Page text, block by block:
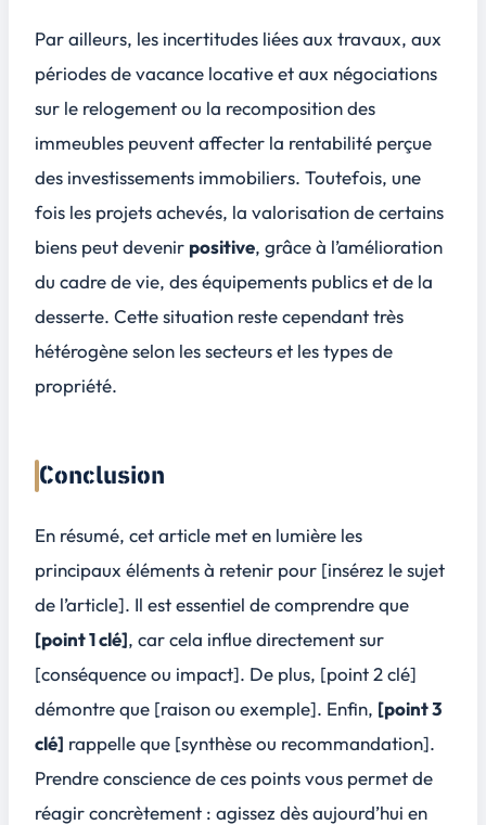
Par ailleurs, les incertitudes liées aux travaux, aux
périodes de vacance locative et aux négociations
sur le relogement ou la recomposition des
immeubles peuvent affecter la rentabilité perçue
des investissements immobiliers. Toutefois, une
fois les projets achevés, la valorisation de certains
biens peut devenir positive, grâce à l’amélioration
du cadre de vie, des équipements publics et de la
desserte. Cette situation reste cependant très
hétérogène selon les secteurs et les types de
propriété.
Conclusion
En résumé, cet article met en lumière les
principaux éléments à retenir pour [insérez le sujet
de l’article]. Il est essentiel de comprendre que
[point 1 clé], car cela influe directement sur
[conséquence ou impact]. De plus, [point 2 clé]
démontre que [raison ou exemple]. Enfin, [point 3
clé] rappelle que [synthèse ou recommandation].
Prendre conscience de ces points vous permet de
réagir concrètement : agissez dès aujourd’hui en